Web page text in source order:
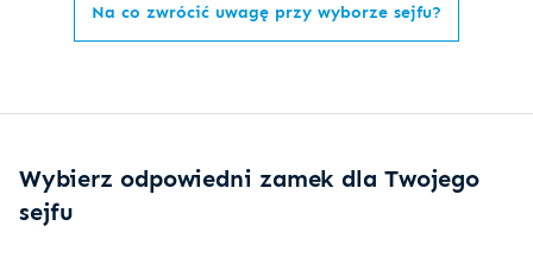
Na co zwrócić uwagę przy wyborze sejfu?
Wybierz odpowiedni zamek dla Twojego
sejfu